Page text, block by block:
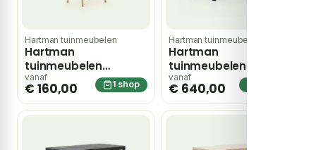
Hartman tuinmeubelen
Hartman
tuinmeubelen
Alexandra dining
tuinstoel stapelbaar
– Taupe
vanaf
€ 160,00 1 shop
Hartman tuinmeubelen
Hartman
tuinmeubelen
Alexandra dining
tuintafel
170x100x75cm – Blauw
vanaf
€ 640,00